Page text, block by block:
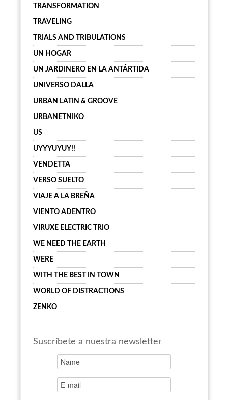
TRANSFORMATION
TRAVELING
TRIALS AND TRIBULATIONS
UN HOGAR
UN JARDINERO EN LA ANTÁRTIDA
UNIVERSO DALLA
URBAN LATIN & GROOVE
URBANETNIKO
US
UYYYUYUY!!
VENDETTA
VERSO SUELTO
VIAJE A LA BREÑA
VIENTO ADENTRO
VIRUXE ELECTRIC TRIO
WE NEED THE EARTH
WERE
WITH THE BEST IN TOWN
WORLD OF DISTRACTIONS
ZENKO
Suscríbete a nuestra newsletter